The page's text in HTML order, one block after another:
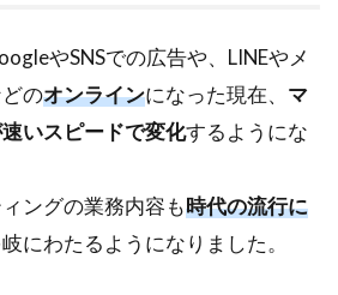
やSNSでの広告や、LINEやメ
のオンラインになった現在、 マ
いスピードで変化するようにな
ングの業務内容も時代の流行に
にわたるようになりました。